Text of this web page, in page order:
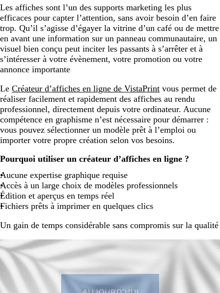
Les affiches sont l’un des supports marketing les plus
efficaces pour capter l’attention, sans avoir besoin d’en faire
trop. Qu’il s’agisse d’égayer la vitrine d’un café ou de mettre
en avant une information sur un panneau communautaire, un
visuel bien conçu peut inciter les passants à s’arrêter et à
s’intéresser à votre évènement, votre promotion ou votre
annonce importante
Le Créateur d’affiches en ligne de VistaPrint vous permet de
réaliser facilement et rapidement des affiches au rendu
professionnel, directement depuis votre ordinateur. Aucune
compétence en graphisme n’est nécessaire pour démarrer :
vous pouvez sélectionner un modèle prêt à l’emploi ou
importer votre propre création selon vos besoins.
Pourquoi utiliser un créateur d’affiches en ligne ?
Aucune expertise graphique requise
Accès à un large choix de modèles professionnels
Édition et aperçus en temps réel
Fichiers prêts à imprimer en quelques clics
Un gain de temps considérable sans compromis sur la qualité